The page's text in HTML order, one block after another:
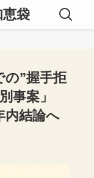
袋
の”握手拒
事案」
内結論へ